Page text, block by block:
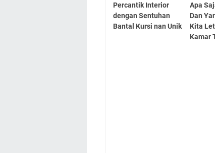
Percantik Interior
dengan Sentuhan
Bantal Kursi nan Unik
Apa
Dan
Kita
Kamar